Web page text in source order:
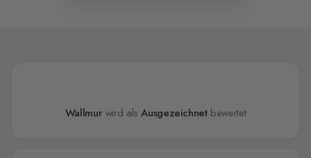
Wallmur wird alsAusgezeichnetbewertet